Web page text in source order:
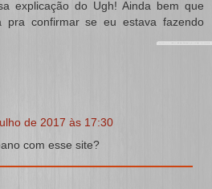
explicação do Ugh! Ainda bem que
pra confirmar se eu estava fazendo
de 2017 às 17:30
com esse site?